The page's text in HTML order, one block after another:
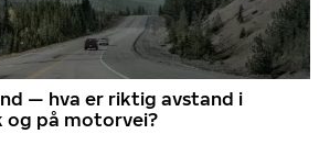
— hva er riktig avstand i
på motorvei?